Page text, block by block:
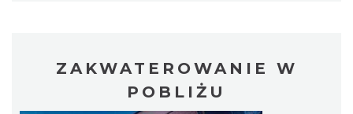
ZAKWATEROWANIE W
POBLIŻU